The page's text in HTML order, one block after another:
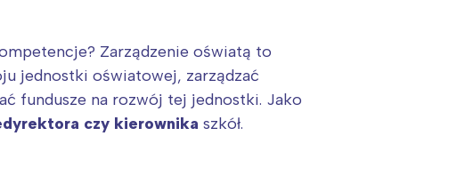
Zarządzenie oświatą to
jednostki oświatowej, zarządzać
fundusze na rozwój tej jednostki. Jako
czy kierownika szkół.